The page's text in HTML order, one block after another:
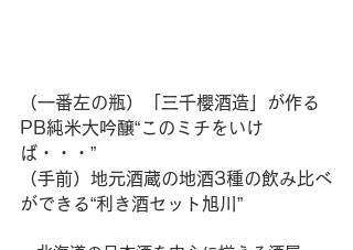
（一番左の瓶）「三千櫻酒造」が作る
PB純米大吟醸“このミチをいけ
ば・・・”
（手前）地元酒蔵の地酒3種の飲み比べ
ができる“利き酒セット旭川”